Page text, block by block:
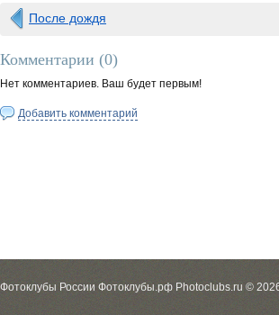
После дождя
Комментарии (0)
Нет комментариев. Ваш будет первым!
Добавить комментарий
Фотоклубы России Фотоклубы.рф Photoclubs.ru ©